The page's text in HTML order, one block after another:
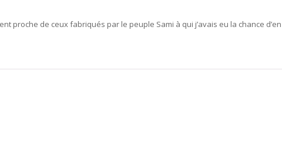
proche de ceux fabriqués par le peuple Sami à qui j’avais eu la chance d’en